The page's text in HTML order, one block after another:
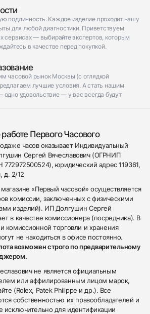
подлинность. Каждое изделие проходит нашу
для любой диагностики. Приветствуем
сервисах — выбирайте экспертов, которым
в качестве перед покупкой.
часовой рынок Москвы (с оглядкой
лучшие условия. А стать нашим
удовольствие — у вас всегда будут
Первого Часового
часов оказывает Индивидуальный
Сергей Вячеславович (ОГРНИП
772972500524), юридический адрес 119361,
д. 2/12
«Первый часовой» осуществляется
комиссии, заключенных с физическими
изделий). ИП Долгушин Сергей
в качестве комиссионера (посредника). В
комиссионной торговли и хранения
не находиться в офисе постоянно.
возможен строго по предварительному
не является официальным
или аффилированным лицом марок,
(Rolex, Patek Philippe и др.). Все
собственностью их правообладателей и
исключительно для идентификации